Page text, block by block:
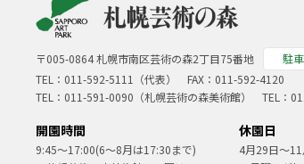
〒005-0864 札幌市南区芸術の森2丁目75番地
駐
TEL： 011-592-5111（代表）
FAX：011-592-4120
TEL： 011-591-0090 （札幌芸術の森美術館） TEL：
開園時間
9:45～17:00(6～8月は17:30まで)
休園日
4月29日～